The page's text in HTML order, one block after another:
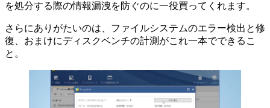
を処分する際の情報漏洩を防ぐのに一役買ってくれます。
さらにありがたいのは、ファイルシステムのエラー検出と修
復、おまけにディスクベンチの計測がこれ一本でできるこ
と。